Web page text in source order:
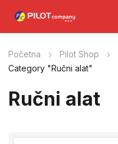
Početna Pilot Shop
Category "Ručni alat"
Ručni alat